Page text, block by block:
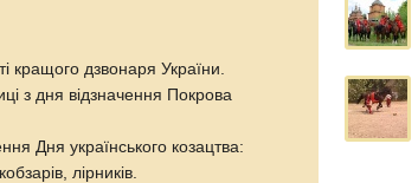
кращого дзвонаря України.
з дня відзначення Покрова
Дня українського козацтва:
лірників.